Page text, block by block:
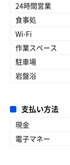
24時間営業
食事処
Wi-Fi
作業スペース
駐車場
岩盤浴
支払い方法
現金
電子マネー